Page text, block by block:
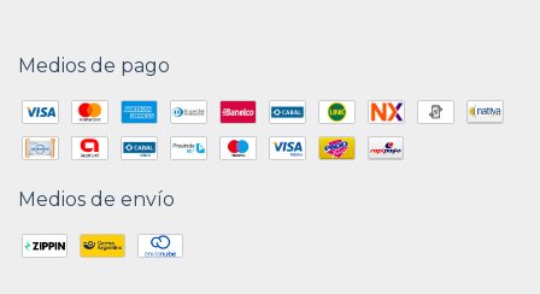
Medios de pago
Medios de envío